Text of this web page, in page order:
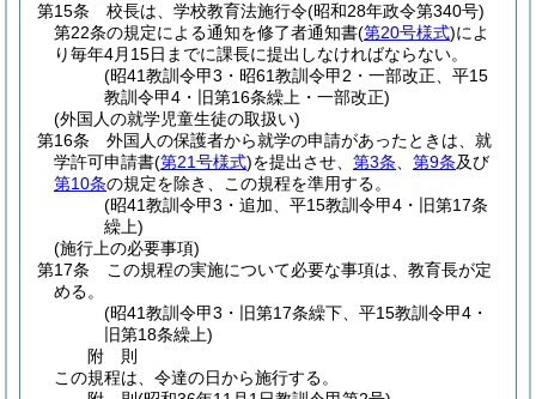
第15条
校長は、学校教育法施行令(昭和28年政令第340号)
第22条の規定による通知を修了者通知書(第20号様式)によ
り毎年4月15日までに課長に提出しなければならない。
(昭41教訓令甲3・昭61教訓令甲2・一部改正、平15
教訓令甲4・旧第16条繰上・一部改正)
(外国人の就学児童生徒の取扱い)
第16条
外国人の保護者から就学の申請があったときは、就
学許可申請書(第21号様式)を提出させ、 第3条 第9条及び
第10条の規定を除き、この規程を準用する。
(昭41教訓令甲3・追加、平15教訓令甲4・旧第17条
繰上)
(施行上の必要事項)
第17条
この規程の実施について必要な事項は、教育長が定
める。
(昭41教訓令甲3・旧第17条繰下、平15教訓令甲4・
旧第18条繰上)
附 則
この規程は、令達の日から施行する。